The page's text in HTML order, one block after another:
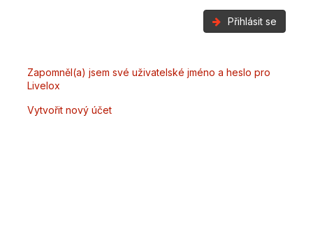
Přihlásit se
Zapomněl(a) jsem své uživatelské jméno a heslo pro
Livelox
Vytvořit nový účet